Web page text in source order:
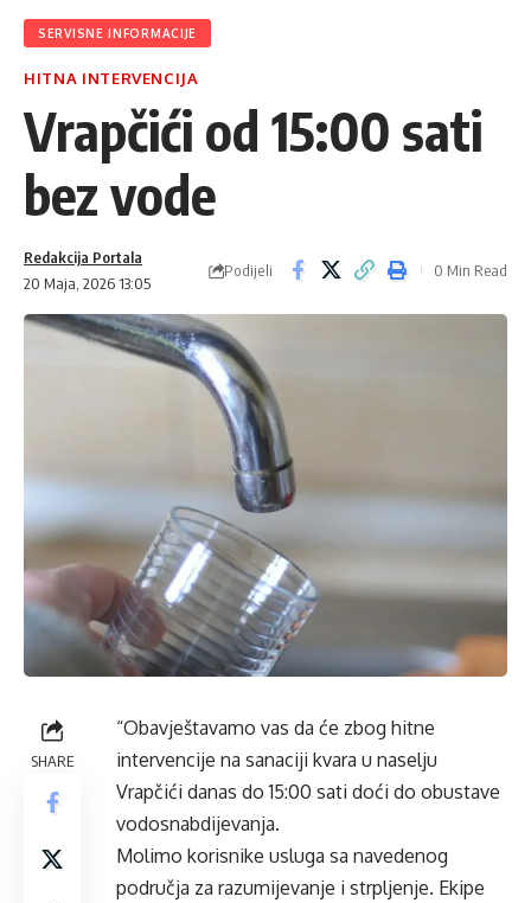
SERVISNE INFORMACIJE
HITNA INTERVENCIJA
Vrapčići od 15:00 sati
bez vode
20 Maja, 2026 13:05
Redakcija Portala
Podijeli 0 Min Read
SHARE
“Obavještavamo vas da će zbog hitne
intervencije na sanaciji kvara u naselju
Vrapčići danas do 15:00 sati doći do obustave
vodosnabdijevanja.
Molimo korisnike usluga sa navedenog
područja za razumijevanje i strpljenje. Ekipe